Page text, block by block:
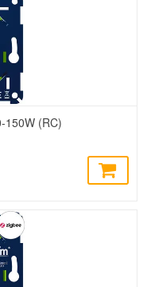
150W (RC)